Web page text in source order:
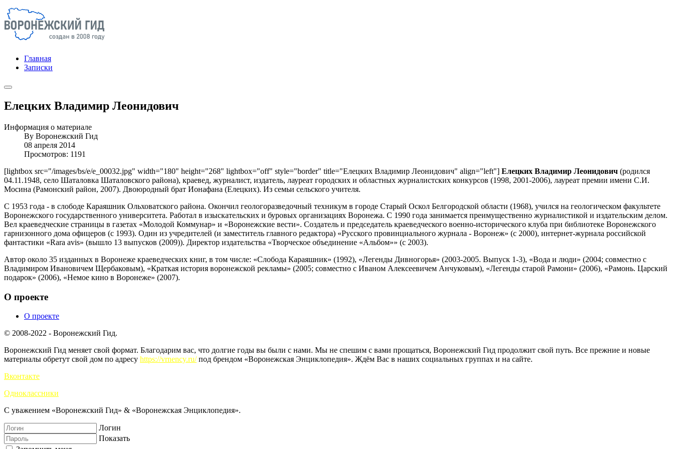
Главная
Записки
Елецких Владимир Леонидович
Информация о материале
By Воронежский Гид
08 апреля 2014
Просмотров: 1191
[lightbox src="/images/bs/e/e_00032.jpg" width="180" height="268" lightbox="off" style="border" title="Елецких Владимир Леонидович" align="left"] Елецких Владимир Леонидович (родился
04.11.1948, село Шаталовка Шаталовского района), краевед, журналист, издатель, лауреат городских и областных журналистских конкурсов (1998, 2001-2006), лауреат премии имени С.И.
Мосина (Рамонский район, 2007). Двоюродный брат Ионафана (Елецких). Из семьи сельского учителя.
С 1953 года - в слободе Караяшник Ольховатского района. Окончил геологоразведочный техникум в городе Старый Оскол Белгородской области (1968), учился на геологическом факультете
Воронежского государственного университета. Работал в изыскательских и буровых организациях Воронежа. С 1990 года занимается преимущественно журналистикой и издательским делом.
Вел краеведческие страницы в газетах «Молодой Коммунар» и «Воронежские вести». Создатель и председатель краеведческого военно-исторического клуба при библиотеке Воронежского
гарнизонного дома офицеров (с 1993). Один из учредителей (и заместитель главного редактора) «Русского провинциального журнала - Воронеж» (с 2000), интернет-журнала российской
фантастики «Rara avis» (вышло 13 выпусков (2009)). Директор издательства «Творческое объединение «Альбом»» (с 2003).
Автор около 35 изданных в Воронеже краеведческих книг, в том числе: «Слобода Караяшник» (1992), «Легенды Дивногорья» (2003-2005. Выпуск 1-3), «Вода и люди» (2004; совместно с
Владимиром Ивановичем Щербаковым), «Краткая история воронежской рекламы» (2005; совместно с Иваном Алексеевичем Анчуковым), «Легенды старой Рамони» (2006), «Рамонь. Царский
подарок» (2006), «Немое кино в Воронеже» (2007).
О проекте
О проекте
© 2008-2022 - Воронежский Гид.
Воронежский Гид меняет свой формат. Благодарим вас, что долгие годы вы были с нами. Мы не спешим с вами прощаться, Воронежский Гид продолжит свой путь. Все прежние и новые
материалы обретут свой дом по адресу https://vrnency.ru/под брендом «Воронежская Энциклопедия». Ждём Вас в наших социальных группах и на сайте.
Вконтакте
Одноклассники
С уважением «Воронежский Гид» & «Воронежская Энциклопедия».
Логин
Показать